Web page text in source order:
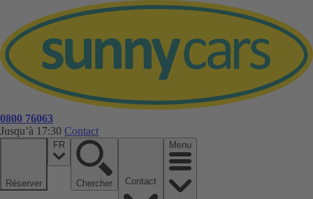
0800 76063
Jusqu’à 17:30 Contact
Réserver
FR
Chercher
Menu